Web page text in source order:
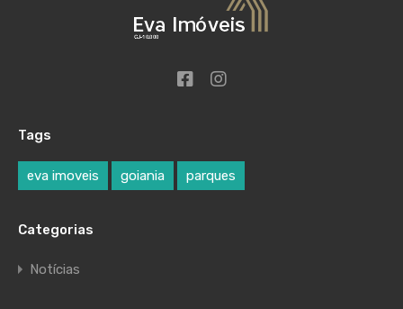
Tags
eva imoveis goiania parques
Categorias
Notícias